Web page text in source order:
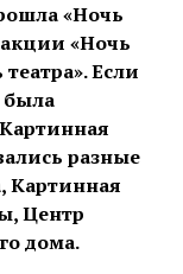
«Ночь
акции «Ночь
Если
разные
Картинная
Центр
дома.